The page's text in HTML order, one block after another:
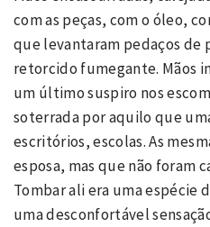
com as peças, com o óleo,
que levantaram pedaços de
retorcido fumegante. Mãos
um último suspiro nos
soterrada por aquilo que
escritórios, escolas. As
esposa, mas que não foram
Tombar ali era uma espécie
uma desconfortável